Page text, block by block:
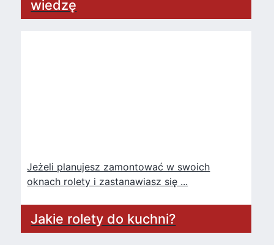
wiedzę
Jeżeli planujesz zamontować w swoich
oknach rolety i zastanawiasz się ...
Jakie rolety do kuchni?